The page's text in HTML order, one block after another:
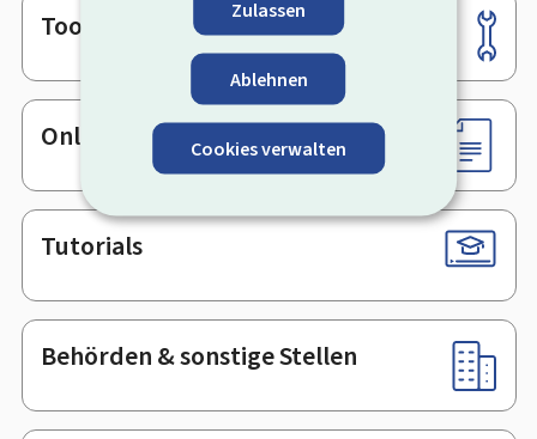
Zulassen
Ablehnen
Cookies verwalten
Footer
Tools
Online-Dienste & Formulare
Tutorials
Behörden & sonstige Stellen